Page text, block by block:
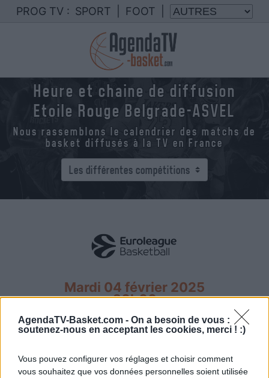
AgendaTV-Basket.com - On a besoin de vous :
soutenez-nous en acceptant les cookies, merci ! :)
Vous pouvez configurer vos réglages et choisir comment
vous souhaitez que vos données personnelles soient utilisée
PROG TV : SPORT FOOT
Heure et chaine de diffusion
Etoile Rouge Belgrade-ASVEL
Nous rassemblons le calendrier des matchs de
basket diffusés à la TV en France
Mardi 04 février 2025
20h00